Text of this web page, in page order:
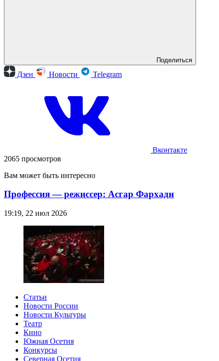
Поделиться
Дзен Новости Telegram
Вконтакте
2065 просмотров
Вам может быть интересно
Профессия — режиссер: Асгар Фархади
19:19, 22 июл 2026
Статьи
Новости России
Новости Культуры
Театр
Кино
Южная Осетия
Конкурсы
Северная Осетия